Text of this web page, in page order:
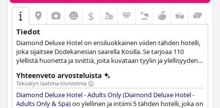
$
Tiedot
Diamond Deluxe Hotel on ensiluokkainen viiden tähden hotelli,
joka sijaitsee Dodekanesian saarella Kosilla. Se tarjoaa 110
ylellistä huonetta ja sviittiä, joita kuvataan tyylin ja ylellisyyden
Yhteenveto arvosteluista
Tekoälyn laatima tiivistelmä
Diamond Deluxe Hotel - Adults Only (Diamond Deluxe Hotel -
Adults Only & Spa)on ylellinen ja intiimi 5 tähden hotelli, joka on